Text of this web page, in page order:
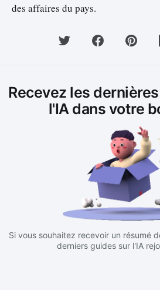
des affaires du pays.
Recevez les
l'IA dans votre
Si vous souhaitez recevoir un résumé
derniers guides sur l'IA